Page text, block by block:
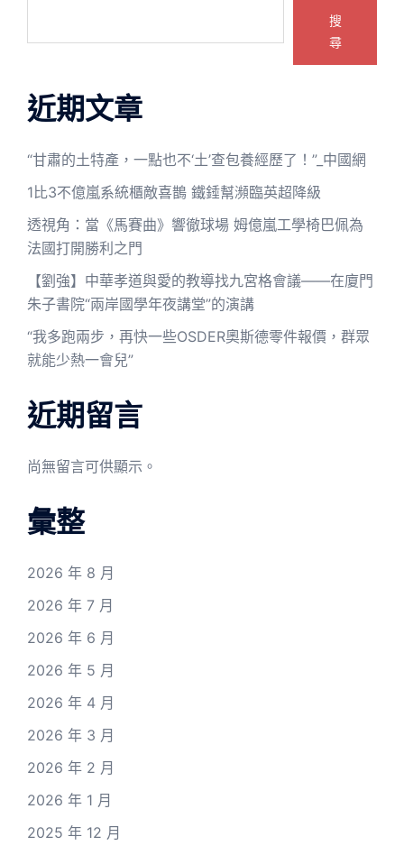
搜
尋
近期文章
“甘肅的土特產，一點也不‘土’查包養經歷了！”_中國網
1比3不億嵐系統櫃敵喜鵲 鐵錘幫瀕臨英超降級
透視角：當《馬賽曲》響徹球場 姆億嵐工學椅巴佩為
法國打開勝利之門
【劉強】中華孝道與愛的教導找九宮格會議——在廈門
朱子書院“兩岸國學年夜講堂”的演講
“我多跑兩步，再快一些OSDER奧斯德零件報價，群眾
就能少熱一會兒”
近期留言
尚無留言可供顯示。
彙整
2026 年 8 月
2026 年 7 月
2026 年 6 月
2026 年 5 月
2026 年 4 月
2026 年 3 月
2026 年 2 月
2026 年 1 月
2025 年 12 月